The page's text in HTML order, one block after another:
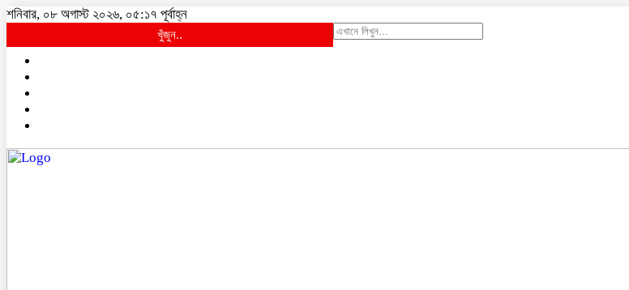
শনিবার, ০৮ অগাস্ট ২০২৬, ০৫:১৭ পূর্বাহ্ন
খুঁজুন..